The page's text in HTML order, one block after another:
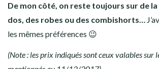
De mon côté, on reste toujours sur de
dos, des robes ou des combishorts…
les mêmes préférences 😉
(Note : les prix indiqués sont ceux valables sur